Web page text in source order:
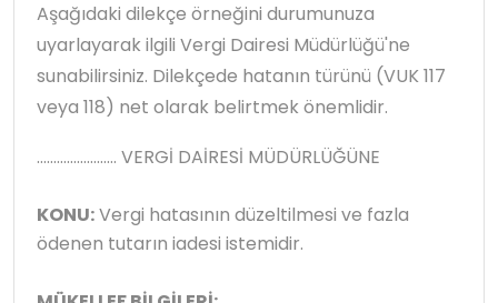
Aşağıdaki dilekçe örneğini durumunuza
uyarlayarak ilgili Vergi Dairesi Müdürlüğü'ne
sunabilirsiniz. Dilekçede hatanın türünü (VUK 117
veya 118) net olarak belirtmek önemlidir.
........................ VERGİ DAİRESİ MÜDÜRLÜĞÜNE
KONU:Vergi hatasının düzeltilmesi ve fazla
ödenen tutarın iadesi istemidir.